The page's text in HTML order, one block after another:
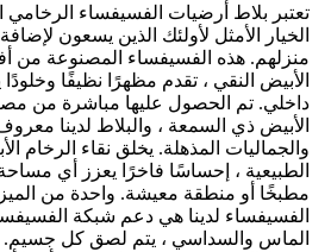
تعتبر بلاط أرضيات الفسيفساء الرخامي
الخيار الأمثل لأولئك الذين يسعون
منزلهم. هذه الفسيفساء المصنوعة من
الأبيض النقي ، تقدم مظهرًا نظيفًا
داخلي. تم الحصول عليها مباشرة من
الأبيض ذي السمعة ، والبلاط لدينا معروف
والجماليات المذهلة. يخلق نقاء الرخام
الطبيعية ، إحساسًا فاخرًا يعزز أي
مطبخًا أو منطقة معيشة. واحدة من
الفسيفساء لدينا هي دعم شبكة
الماس والسداسي ، يتم لصق كل جسيم.